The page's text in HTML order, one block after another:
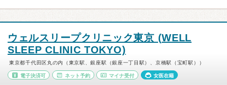
ウェルスリープクリニック東京 (WELL
SLEEP CLINIC TOKYO)
東京都千代田区丸の内（東京駅、銀座駅（銀座一丁目駅）、京橋駅（宝町駅））
電子決済可 ネット予約 マイナ受付 女医在籍